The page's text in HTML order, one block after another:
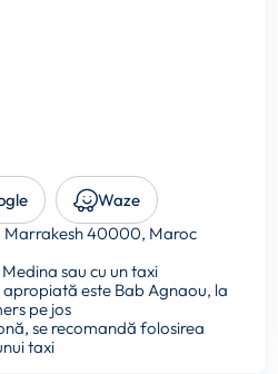
Waze
Marrakesh 40000, Maroc
sau cu un taxi
este Bab Agnaou, la
pe jos
se recomandă folosirea
taxi